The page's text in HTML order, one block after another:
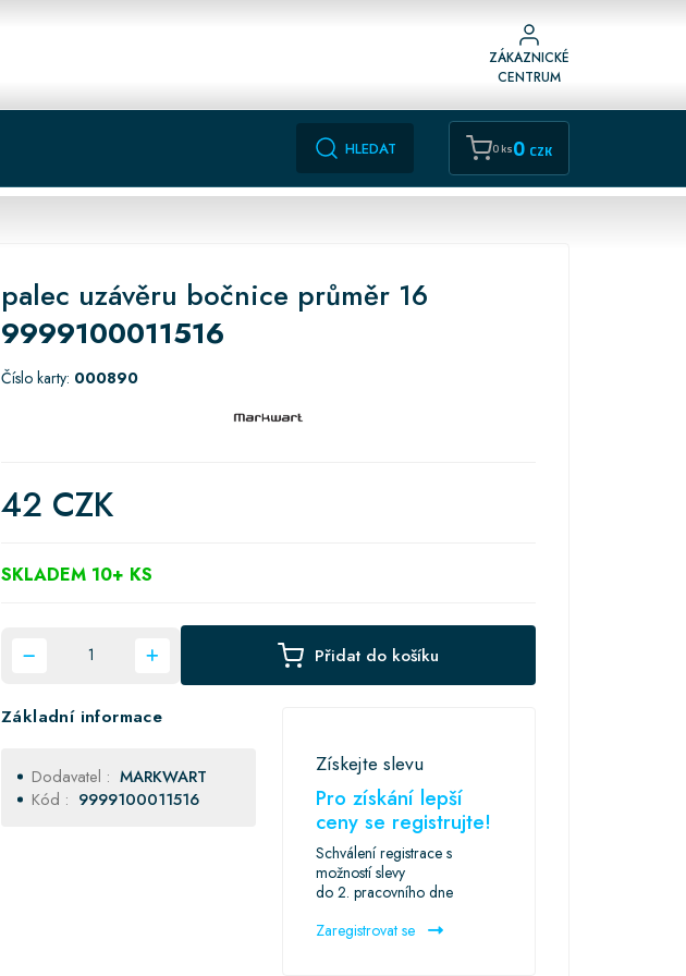
ZÁKAZNICKÉ
CENTRUM
HLEDAT 0 ks0 CZK
palec uzávěru bočnice průměr 16
9999100011516
Číslo karty: 000890
42 CZK
SKLADEM 10+ KS
Přidat do košíku
Základní informace
Dodavatel : MARKWART
Kód : 9999100011516
Získejte slevu
Pro získání lepší
ceny se registrujte!
Schválení registrace s
možností slevy
do 2. pracovního dne
Zaregistrovat se